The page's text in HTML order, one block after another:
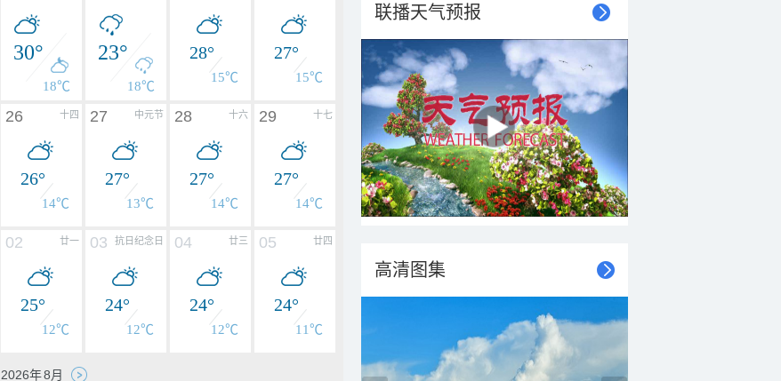
30°
18℃
23°
18℃
28°
15℃
27°
15℃
十四
26
26°
14℃
中元节
27
27°
13℃
十六
28
27°
14℃
十七
29
27°
14℃
廿一
02
25°
12℃
抗日纪念日
03
24°
12℃
廿三
04
24°
12℃
廿四
05
24°
11℃
联播天气预报
高清图集